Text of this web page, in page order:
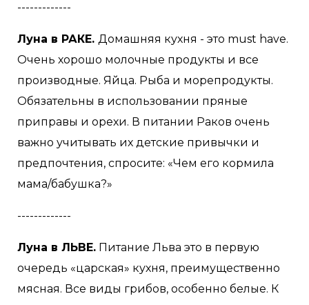
-------------
Луна в РАКЕ. Домашняя кухня - это must have.
Очень хорошо молочные продукты и все
производные. Яйца. Рыба и морепродукты.
Обязательны в использовании пряные
приправы и орехи. В питании Раков очень
важно учитывать их детские привычки и
предпочтения, спросите: «Чем его кормила
мама/бабушка?»
-------------
Луна в ЛЬВЕ. Питание Льва это в первую
очередь «царская» кухня, преимущественно
мясная. Все виды грибов, особенно белые. К